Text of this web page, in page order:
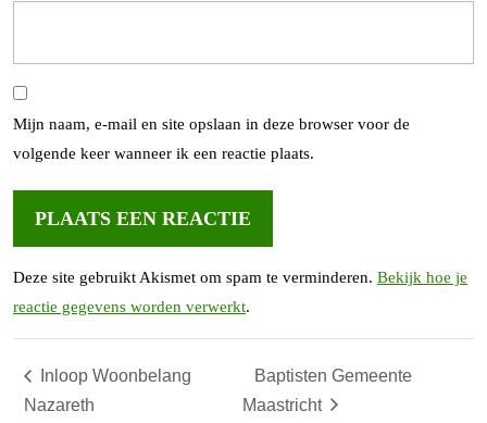
Mijn naam, e-mail en site opslaan in deze browser voor de
volgende keer wanneer ik een reactie plaats.
Deze site gebruikt Akismet om spam te verminderen. Bekijk hoe je
reactie gegevens worden verwerkt.
Inloop Woonbelang
Nazareth
Baptisten Gemeente
Maastricht